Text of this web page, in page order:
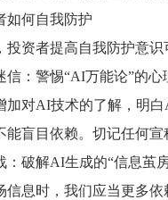
如何自我防护
投资者提高自我防护意识
信：警惕“AI万能论”的心
加对AI技术的了解，明
能盲目依赖。切记任何宣
：破解AI生成的“信息茧
信息时，我们应当更多